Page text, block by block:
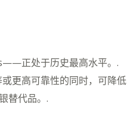
正处于历史最高水平。.
更高可靠性的同时，可降低
替代品。.